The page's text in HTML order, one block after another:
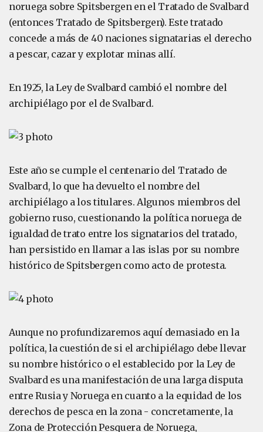
noruega sobre Spitsbergen en el Tratado de Svalbard
(entonces Tratado de Spitsbergen). Este tratado
concede a más de 40 naciones signatarias el derecho
a pescar, cazar y explotar minas allí.
En 1925, la Ley de Svalbard cambió el nombre del
archipiélago por el de Svalbard.
Este año se cumple el centenario del Tratado de
Svalbard, lo que ha devuelto el nombre del
archipiélago a los titulares. Algunos miembros del
gobierno ruso, cuestionando la política noruega de
igualdad de trato entre los signatarios del tratado,
han persistido en llamar a las islas por su nombre
histórico de Spitsbergen como acto de protesta.
Aunque no profundizaremos aquí demasiado en la
política, la cuestión de si el archipiélago debe llevar
su nombre histórico o el establecido por la Ley de
Svalbard es una manifestación de una larga disputa
entre Rusia y Noruega en cuanto a la equidad de los
derechos de pesca en la zona - concretamente, la
Zona de Protección Pesquera de Noruega,